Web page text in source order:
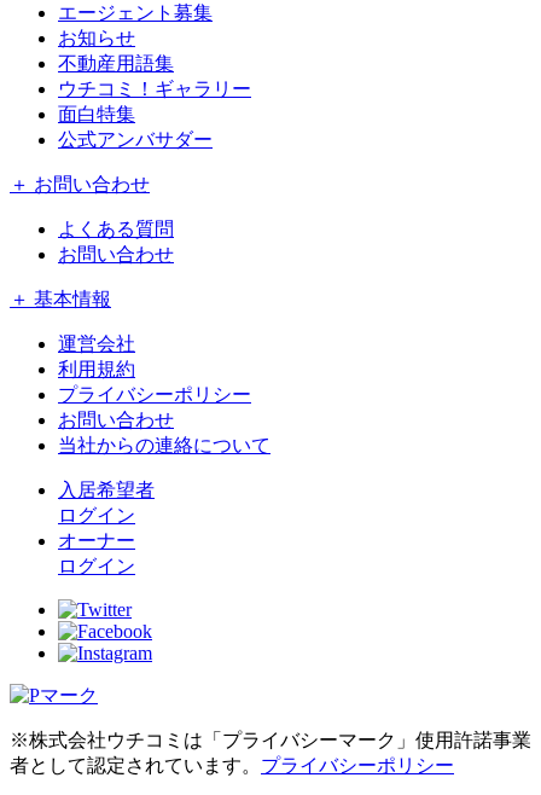
エージェント募集
お知らせ
不動産用語集
ウチコミ！ギャラリー
面白特集
公式アンバサダー
＋ お問い合わせ
よくある質問
お問い合わせ
＋ 基本情報
運営会社
利用規約
プライバシーポリシー
お問い合わせ
当社からの連絡について
入居希望者
ログイン
オーナー
ログイン
※株式会社ウチコミは「プライバシーマーク」使用許諾事業
者として認定されています。 プライバシーポリシー